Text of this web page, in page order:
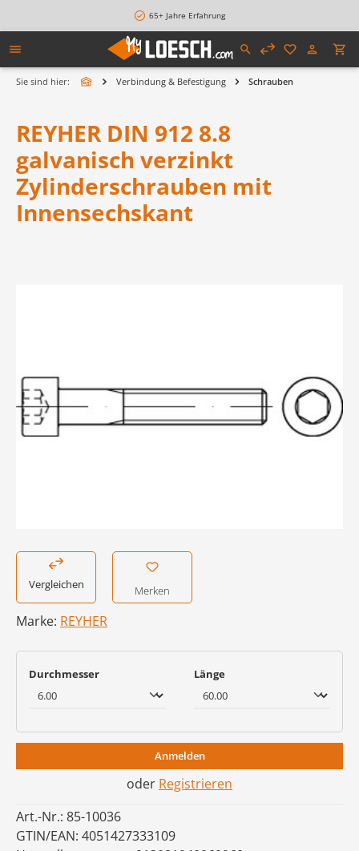
65+ Jahre Erfahrung
Sie sind hier: Verbindung & Befestigung Schrauben
REYHER DIN 912 8.8
galvanisch verzinkt
Zylinderschrauben mit
Innensechskant
Vergleichen Merken
Marke: REYHER
Durchmesserauswählen Längeauswählen
Anmelden
oder Registrieren
Art.-Nr.: 85-10036
GTIN/EAN: 4051427333109